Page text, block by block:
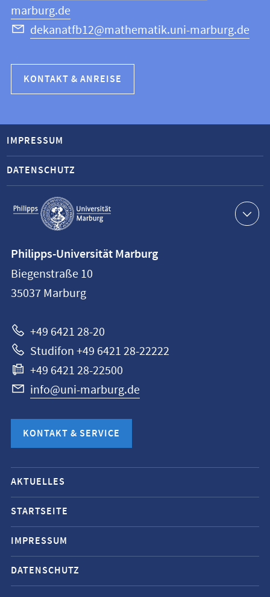
marburg.de
dekanatfb12@mathematik.uni-marburg.de
KONTAKT & ANREISE
Service-
Navigation
IMPRESSUM
DATENSCHUTZ
Philipps-
Universität
Marburg
Philipps-Universität Marburg
Biegenstraße 10
35037 Marburg
+49 6421 28-20
Studifon +49 6421 28-22222
+49 6421 28-22500
info@uni-marburg.de
KONTAKT & SERVICE
Mobile-
Service-
Navigation
und
Social
Media
Kontakte
AKTUELLES
STARTSEITE
IMPRESSUM
DATENSCHUTZ